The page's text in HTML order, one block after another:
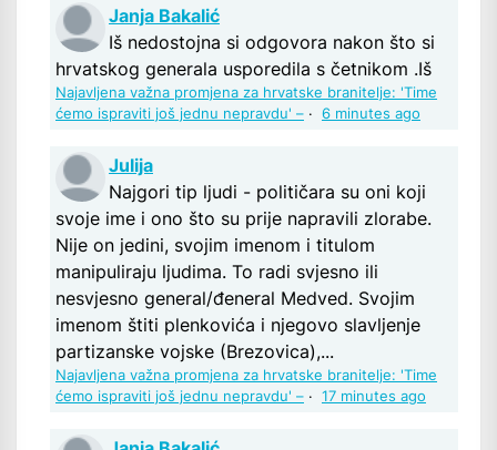
Janja Bakalić
Iš nedostojna si odgovora nakon što si
hrvatskog generala usporedila s četnikom .Iš
Najavljena važna promjena za hrvatske branitelje: 'Time
ćemo ispraviti još jednu nepravdu' – · 6 minutes ago
Julija
Najgori tip ljudi - političara su oni koji
svoje ime i ono što su prije napravili zlorabe.
Nije on jedini, svojim imenom i titulom
manipuliraju ljudima. To radi svjesno ili
nesvjesno general/đeneral Medved. Svojim
imenom štiti plenkovića i njegovo slavljenje
partizanske vojske (Brezovica),...
Najavljena važna promjena za hrvatske branitelje: 'Time
ćemo ispraviti još jednu nepravdu' – · 17 minutes ago